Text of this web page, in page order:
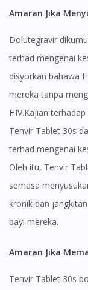
Visit
You
You are
To serve
Amaran Jika
Dolutegravir
terhad mengenai
disyorkan bahawa
mereka tanpa
HIV.Kajian
Tenvir Tablet 30s
terhad mengenai
Oleh itu, Tenvir
semasa
kronik dan
bayi mereka.
Amaran Jika
Tenvir Tablet 30s